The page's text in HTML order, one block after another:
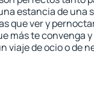
estancia de una
que ver y
más te convenga
viaje de ocio o de